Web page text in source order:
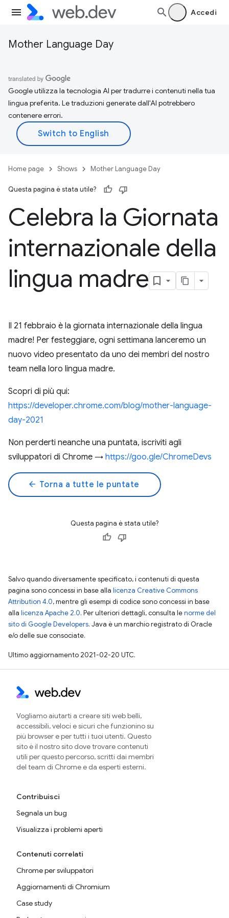
Accedi
Mother Language Day
Google utilizza la tecnologia AI per tradurre i contenuti nella tua
lingua preferita. Le traduzioni generate dall'AI potrebbero
contenere errori.
Home page Shows Mother Language Day
Questa pagina è stata utile?
Celebra la Giornata
internazionale della
lingua madre
Il 21 febbraio è la giornata internazionale della lingua
madre! Per festeggiare, ogni settimana lanceremo un
nuovo video presentato da uno dei membri del nostro
team nella loro lingua madre.
Scopri di più qui:
https://developer.chrome.com/blog/mother-language-
day-2021
Non perderti neanche una puntata, iscriviti agli
sviluppatori di Chrome → https://goo.gle/ChromeDevs
arrow_back Torna a tutte le puntate
Questa pagina è stata utile?
Salvo quando diversamente specificato, i contenuti di questa
pagina sono concessi in base alla licenza Creative Commons
Attribution 4.0, mentre gli esempi di codice sono concessi in base
alla licenza Apache 2.0. Per ulteriori dettagli, consulta lenorme del
sito di Google Developers. Java è un marchio registrato di Oracle
e/o delle sue consociate.
Ultimo aggiornamento 2021-02-20 UTC.
Vogliamo aiutarti a creare siti web belli,
accessibili, veloci e sicuri che funzionino su
più browser e per tutti i tuoi utenti. Questo
sito è il nostro sito dove trovare contenuti
utili per questo percorso, scritti dai membri
del team di Chrome e da esperti esterni.
Contribuisci
Segnala un bug
Visualizza i problemi aperti
Contenuti correlati
Chrome per sviluppatori
Aggiornamenti di Chromium
Case study